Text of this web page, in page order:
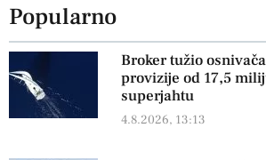
Popularno
Broker tužio
provizije od 17,5
superjahtu
4.8.2026, 13:13